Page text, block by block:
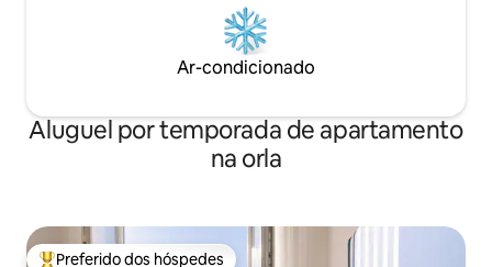
Ar-condicionado
Aluguel por temporada de apartamento
na orla
Preferido dos hóspedes